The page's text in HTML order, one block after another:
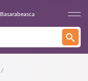
Basarabeasca